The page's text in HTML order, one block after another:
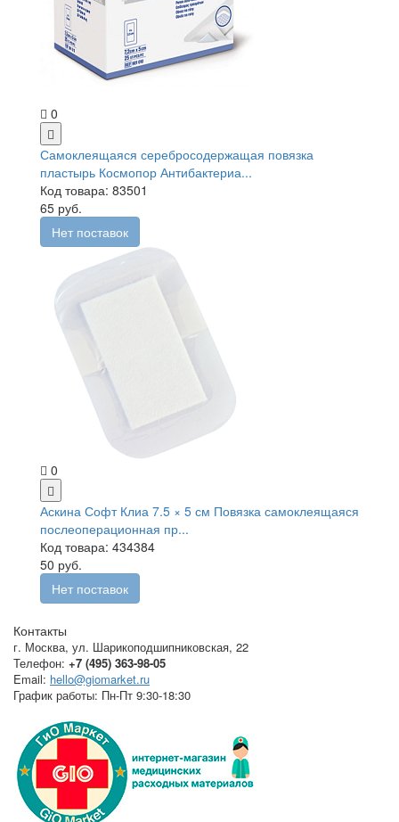
0
Самоклеящаяся серебросодержащая повязка
пластырь Космопор Антибактериа...
Код товара: 83501
65 руб.
Нет поставок
0
Аскина Софт Клиа 7.5 × 5 см Повязка самоклеящаяся
послеоперационная пр...
Код товара: 434384
50 руб.
Нет поставок
Контакты
г. Москва, ул. Шарикоподшипниковская, 22
Телефон: +7 (495) 363-98-05
Email: hello@giomarket.ru
График работы: Пн-Пт 9:30-18:30